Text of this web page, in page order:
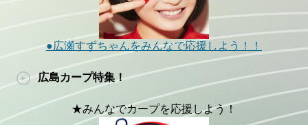
●広瀬すずちゃんをみんなで応援しよう！！
広島カープ特集！
★みんなでカープを応援しよう！